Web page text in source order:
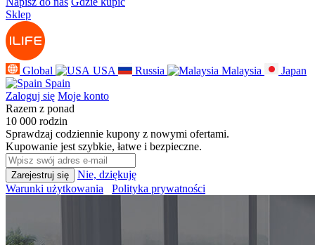
Sklep
Global USA Russia Malaysia
Japan
Spain
Zaloguj się Moje konto
Razem z ponad
10 000 rodzin
Sprawdzaj codziennie kupony z nowymi ofertami.
Kupowanie jest szybkie, łatwe i bezpieczne.
Nie, dziękuję
Warunki użytkowania
Polityka prywatności